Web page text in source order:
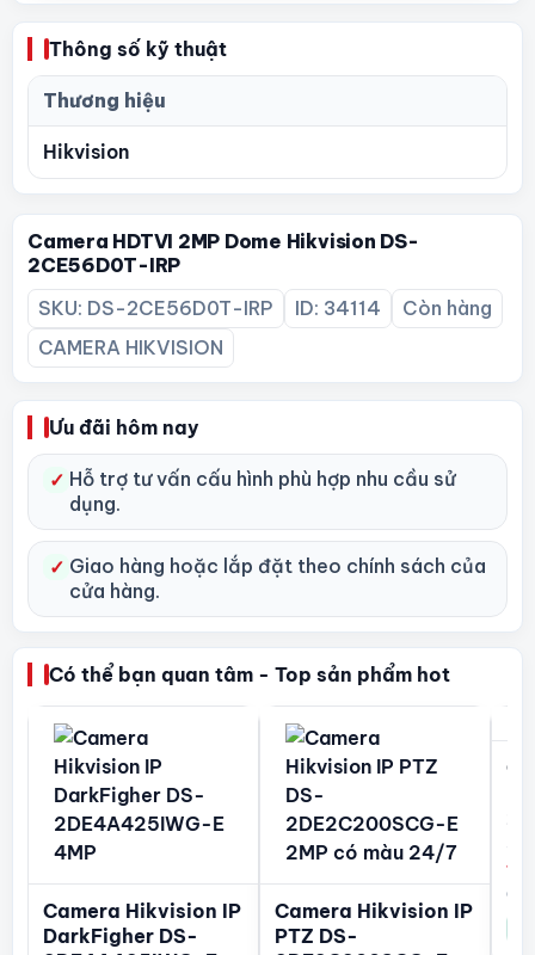
Thông số kỹ thuật
Thương hiệu
Hikvision
Camera HDTVI 2MP Dome Hikvision DS-
2CE56D0T-IRP
SKU: DS-2CE56D0T-IRP
ID: 34114
Còn hàng
CAMERA HIKVISION
Ưu đãi hôm nay
✓ Hỗ trợ tư vấn cấu hình phù hợp nhu cầu sử
dụng.
✓ Giao hàng hoặc lắp đặt theo chính sách của
cửa hàng.
Có thể bạn quan tâm - Top sản phẩm hot
Camera Hikvision IP
DarkFigher DS-
Camera Hikvision IP
PTZ DS-